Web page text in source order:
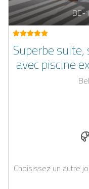
BE-
Superbe
avec piscine
toute
Choisissez un autre